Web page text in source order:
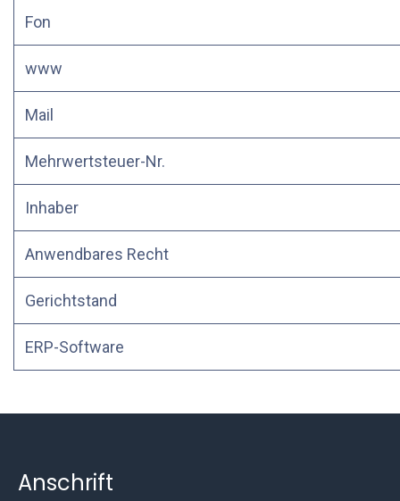
Fon
www
Mail
Mehrwertsteuer-Nr.
Inhaber
Anwendbares Recht
Gerichtstand
ERP-Software
Anschrift